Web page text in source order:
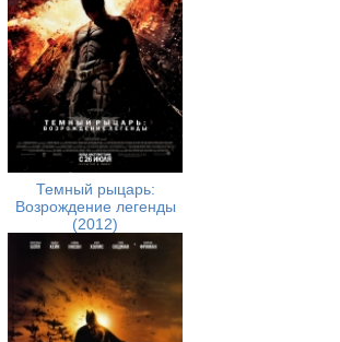
Темный рыцарь:
Возрождение легенды
(2012)